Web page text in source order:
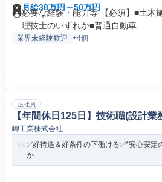
月給38万円～50万円
必要な経験・能力等 【必須】■土木
理技士のいずれか■普通自動車...
業界未経験歓迎 +4個
正社員
【年間休日125日】技術職(設計業
岬工業株式会社
✅好待遇＆好条件の下働ける✅*安心安定
か